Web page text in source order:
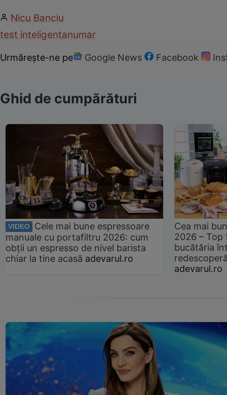
Nicu Banciu
test inteligentanumar
Urmărește-ne pe Google News Facebook
Ghid de cumpărături
VIDEO
Cele mai bune espressoare
manuale cu portafiltru 2026: cum
obții un espresso de nivel barista
chiar la tine acasă adevarul.ro
Cea mai
2026 –
bucătăria
adevarul.ro